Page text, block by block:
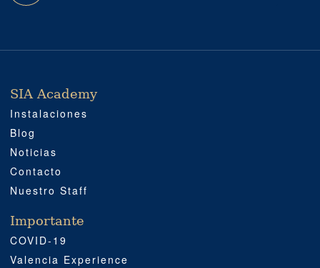
SIA ACADEMY
IMPORTANTE
PROFESIONAL
SOCIAL MEDIA
UBICACIÓN
SIA Academy
Instalaciones
Blog
Noticias
Contacto
Nuestro Staff
Importante
COVID-19
Valencia Experience